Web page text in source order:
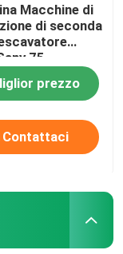
Macchine di
di seconda
75
prezzo
Contattaci